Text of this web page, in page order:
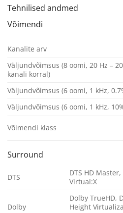
Tehnilised andmed
Võimendi
Kanalite arv
Väljundvõimsus (8 oomi, 20 Hz –
kanali korral)
Väljundvõimsus (6 oomi, 1 kHz,
Väljundvõimsus (6 oomi, 1 kHz,
Võimendi klass
Surround
DTS
DTS HD Master,
Virtual:X
Dolby
Dolby TrueHD,
Height